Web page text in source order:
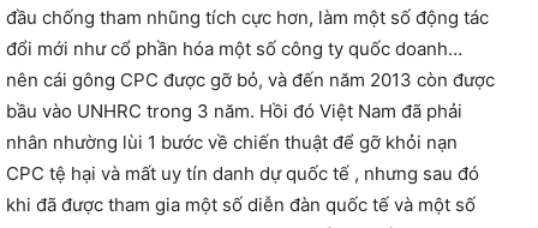
đầu chống tham nhũng tích cực hơn, làm một số động tác
đổi mới như cổ phần hóa một số công ty quốc doanh…
nên cái gông CPC được gỡ bỏ, và đến năm 2013 còn được
bầu vào UNHRC trong 3 năm. Hồi đó Việt Nam đã phải
nhân nhường lùi 1 bước về chiến thuật để gỡ khỏi nạn
CPC tệ hại và mất uy tín danh dự quốc tế , nhưng sau đó
khi đã được tham gia một số diễn đàn quốc tế và một số